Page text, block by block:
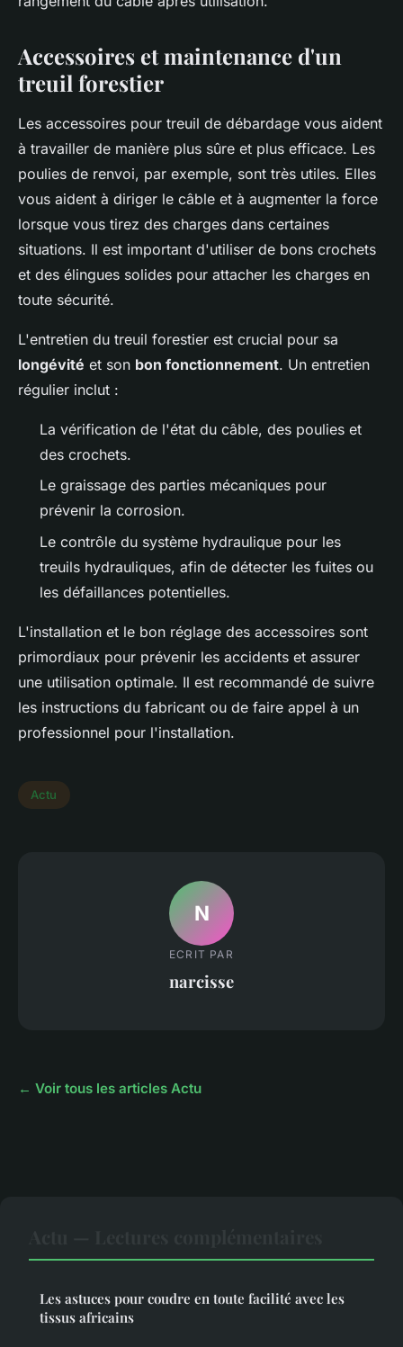
Accessoires et maintenance d'un
treuil forestier
Les accessoires pour treuil de débardage vous aident
à travailler de manière plus sûre et plus efficace. Les
poulies de renvoi, par exemple, sont très utiles. Elles
vous aident à diriger le câble et à augmenter la force
lorsque vous tirez des charges dans certaines
situations. Il est important d'utiliser de bons crochets
et des élingues solides pour attacher les charges en
toute sécurité.
L'entretien du treuil forestier est crucial pour sa
longévité et son bon fonctionnement. Un entretien
régulier inclut :
La vérification de l'état du câble, des poulies et
des crochets.
Le graissage des parties mécaniques pour
prévenir la corrosion.
Le contrôle du système hydraulique pour les
treuils hydrauliques, afin de détecter les fuites ou
les défaillances potentielles.
L'installation et le bon réglage des accessoires sont
primordiaux pour prévenir les accidents et assurer
une utilisation optimale. Il est recommandé de suivre
les instructions du fabricant ou de faire appel à un
professionnel pour l'installation.
Actu
N
ECRIT PAR
narcisse
← Voir tous les articles Actu
Les astuces pour coudre en toute facilité avec les
tissus africains